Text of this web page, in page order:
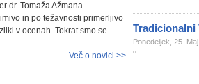
dr. Tomaža Ažmana
in po težavnosti primerljivo
v ocenah. Tokrat smo se
Več o novici >>
Tradicionalni
Ponedeljek, 25.